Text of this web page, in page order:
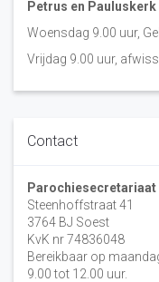
Petrus en
Woensdag 9.00 uur,
Vrijdag 9.00 uur,
Contact
Parochiesecretariaat
Steenhoffstraat 41
3764 BJ Soest
KvK nr 74836048
Bereikbaar op
9.00 tot 12.00 uur.